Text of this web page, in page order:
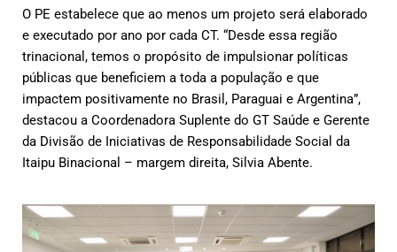
O PE estabelece que ao menos um projeto será elaborado
e executado por ano por cada CT. “Desde essa região
trinacional, temos o propósito de impulsionar políticas
públicas que beneficiem a toda a população e que
impactem positivamente no Brasil, Paraguai e Argentina”,
destacou a Coordenadora Suplente do GT Saúde e Gerente
da Divisão de Iniciativas de Responsabilidade Social da
Itaipu Binacional – margem direita, Silvia Abente.